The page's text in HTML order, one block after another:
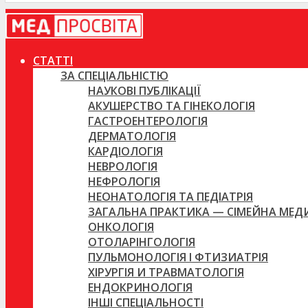
СТАТТІ
ЗА СПЕЦІАЛЬНІСТЮ
НАУКОВІ ПУБЛІКАЦІЇ
АКУШЕРСТВО ТА ГІНЕКОЛОГІЯ
ГАСТРОЕНТЕРОЛОГІЯ
ДЕРМАТОЛОГІЯ
КАРДІОЛОГІЯ
НЕВРОЛОГІЯ
НЕФРОЛОГІЯ
НЕОНАТОЛОГІЯ ТА ПЕДІАТРІЯ
ЗАГАЛЬНА ПРАКТИКА — СІМЕЙНА
ОНКОЛОГІЯ
ОТОЛАРІНГОЛОГІЯ
ПУЛЬМОНОЛОГІЯ І ФТИЗИАТРІЯ
ХІРУРГІЯ И ТРАВМАТОЛОГІЯ
ЕНДОКРИНОЛОГІЯ
ІНШІ СПЕЦІАЛЬНОСТІ